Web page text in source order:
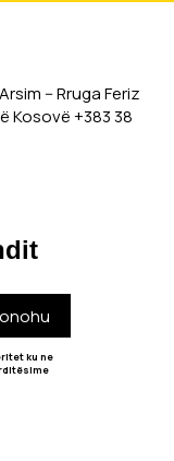
-- Rruga Feriz
Kosovë +383 38
ku ne